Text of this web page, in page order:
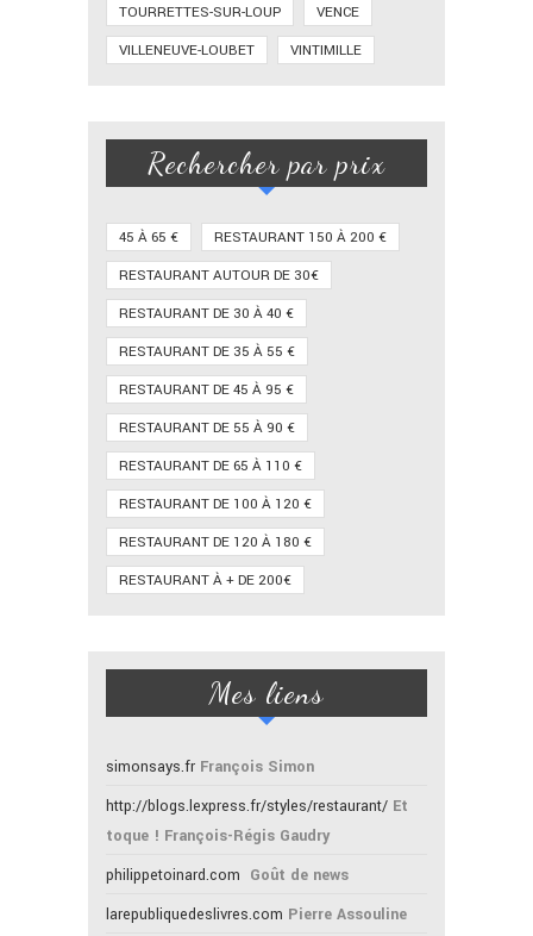
TOURRETTES-SUR-LOUP
VENCE
VILLENEUVE-LOUBET
VINTIMILLE
Rechercher par prix
45 À 65 €
RESTAURANT 150 À 200 €
RESTAURANT AUTOUR DE 30€
RESTAURANT DE 30 À 40 €
RESTAURANT DE 35 À 55 €
RESTAURANT DE 45 À 95 €
RESTAURANT DE 55 À 90 €
RESTAURANT DE 65 À 110 €
RESTAURANT DE 100 À 120 €
RESTAURANT DE 120 À 180 €
RESTAURANT À + DE 200€
Mes liens
simonsays.fr François Simon
http://blogs.lexpress.fr/styles/restaurant/ Et
toque ! François-Régis Gaudry
philippetoinard.com Goût de news
larepubliquedeslivres.com Pierre Assouline